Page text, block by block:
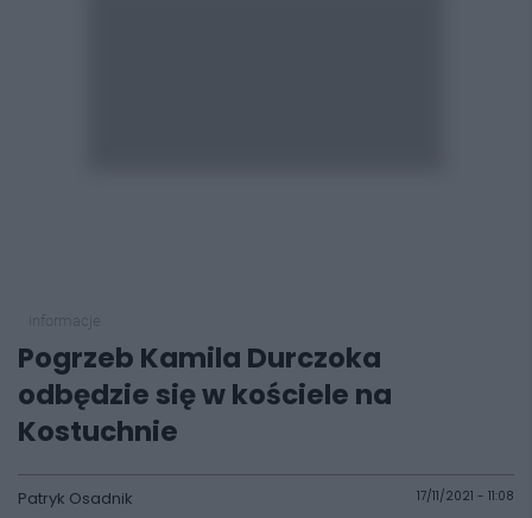
Pogrzeb Kamila Durczoka
odbędzie się w kościele na
Kostuchnie
Patryk Osadnik 17/11/2021 - 11:08